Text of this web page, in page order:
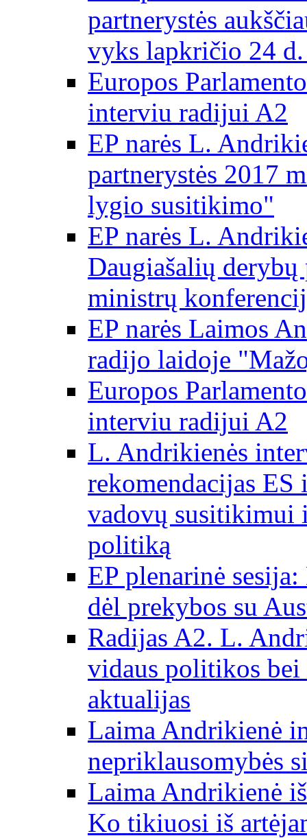
partnerystės
vyks lapkričio 24
Europos
interviu radijui A2
EP narės L.
partnerystės 2017
lygio susitikimo"
EP narės L.
Daugiašalių derybų
ministrų
EP narės Laimos
radijo laidoje
Europos
interviu radijui A2
L. Andrikienės
rekomendacijas
vadovų susitikimui
politiką
EP plenarinė
dėl prekybos su
Radijas A2. L.
vidaus politikos bei
aktualijas
Laima Andrikienė
nepriklausomybės
Laima Andrikienė
Ko tikiuosi iš